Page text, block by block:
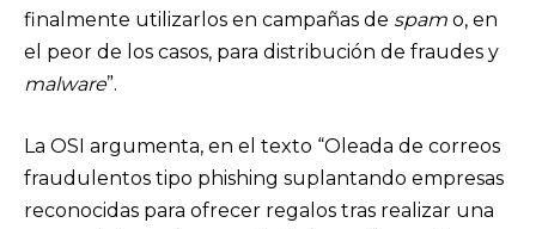
finalmente utilizarlos en campañas de spam o, en
el peor de los casos, para distribución de fraudes y
malware”.
La OSI argumenta, en el texto “Oleada de correos
fraudulentos tipo phishing suplantando empresas
reconocidas para ofrecer regalos tras realizar una